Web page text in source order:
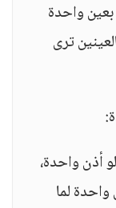
بعين واحدة
ترى
أذن واحدة،
لما